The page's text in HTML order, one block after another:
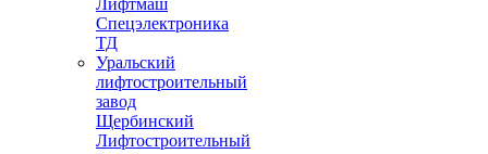
Лифтмаш
Спецэлектроника
ТД
Уральский
лифтостроительный
завод
Щербинский
Лифтостроительный